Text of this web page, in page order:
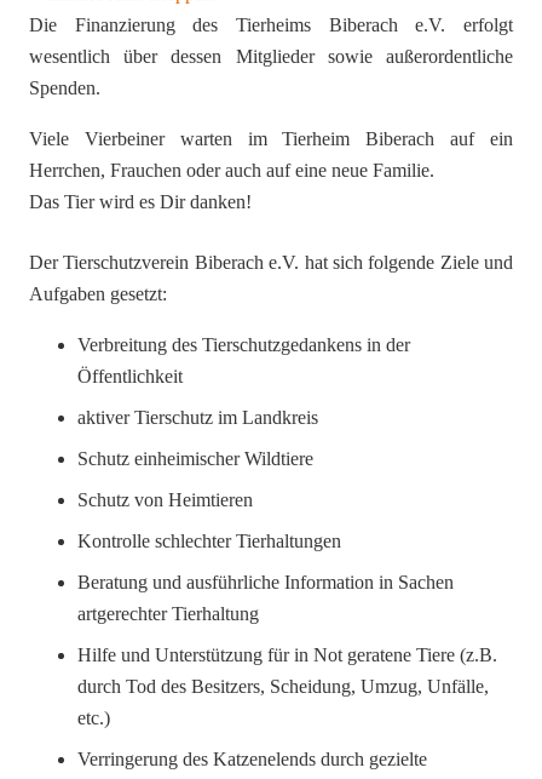
Die Finanzierung des Tierheims Biberach e.V. erfolgt
wesentlich über dessen Mitglieder sowie außerordentliche
Spenden.
Viele Vierbeiner warten im Tierheim Biberach auf ein
Herrchen, Frauchen oder auch auf eine neue Familie.
Das Tier wird es Dir danken!
Der Tierschutzverein Biberach e.V. hat sich folgende Ziele und
Aufgaben gesetzt:
Verbreitung des Tierschutzgedankens in der
Öffentlichkeit
aktiver Tierschutz im Landkreis
Schutz einheimischer Wildtiere
Schutz von Heimtieren
Kontrolle schlechter Tierhaltungen
Beratung und ausführliche Information in Sachen
artgerechter Tierhaltung
Hilfe und Unterstützung für in Not geratene Tiere (z.B.
durch Tod des Besitzers, Scheidung, Umzug, Unfälle,
etc.)
Verringerung des Katzenelends durch gezielte